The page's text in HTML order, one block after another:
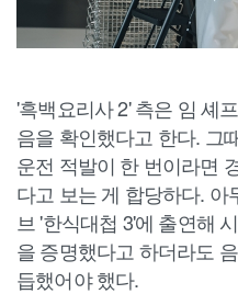
'흑백요리사 2' 측은 임 셰
음을 확인했다고 한다. 그
운전 적발이 한 번이라면
다고 보는 게 합당하다. 아
브 '한식대첩 3'에 출연해
을 증명했다고 하더라도
듭했어야 했다.